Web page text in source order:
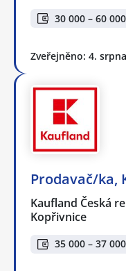
30 000 – 60
Zveřejněno: 4. srpna
Prodavač/ka,
Kaufland Česká
Kopřivnice
35 000 – 37